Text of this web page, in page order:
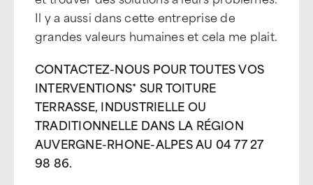
Il y a aussi dans cette entreprise de
grandes valeurs humaines et cela me plait.
CONTACTEZ-NOUS POUR TOUTES VOS
INTERVENTIONS* SUR TOITURE
TERRASSE, INDUSTRIELLE OU
TRADITIONNELLE DANS LA RÉGION
AUVERGNE-RHONE-ALPES AU 04 77 27
98 86.